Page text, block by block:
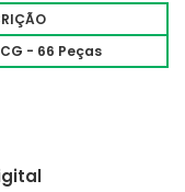
- 66 Peças